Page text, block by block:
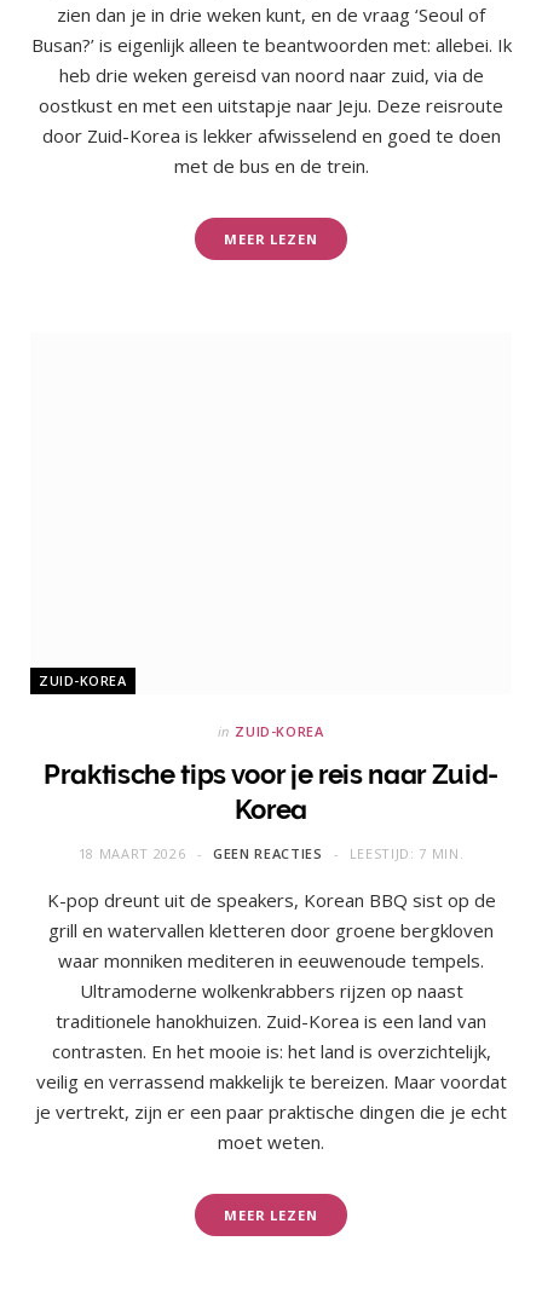
zien dan je in drie weken kunt, en de vraag ‘Seoul of
Busan?’ is eigenlijk alleen te beantwoorden met: allebei. Ik
heb drie weken gereisd van noord naar zuid, via de
oostkust en met een uitstapje naar Jeju. Deze reisroute
door Zuid-Korea is lekker afwisselend en goed te doen
met de bus en de trein.
MEER LEZEN
ZUID-KOREA
in ZUID-KOREA
Praktische tips voor je reis naar Zuid-
Korea
18 MAART 2026 GEEN REACTIES LEESTIJD: 7 MIN.
K-pop dreunt uit de speakers, Korean BBQ sist op de
grill en watervallen kletteren door groene bergkloven
waar monniken mediteren in eeuwenoude tempels.
Ultramoderne wolkenkrabbers rijzen op naast
traditionele hanokhuizen. Zuid-Korea is een land van
contrasten. En het mooie is: het land is overzichtelijk,
veilig en verrassend makkelijk te bereizen. Maar voordat
je vertrekt, zijn er een paar praktische dingen die je echt
moet weten.
MEER LEZEN